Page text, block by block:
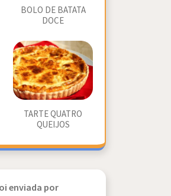
BOLO DE BATATA
DOCE
TARTE QUATRO
QUEIJOS
enviada por